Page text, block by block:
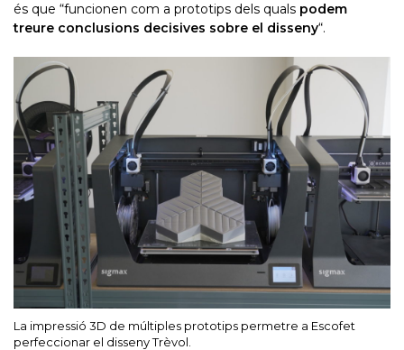
és que “funcionen com a prototips dels quals podem
treure conclusions decisives sobre el disseny“.
La impressió 3D de múltiples prototips permetre a Escofet
perfeccionar el disseny Trèvol.